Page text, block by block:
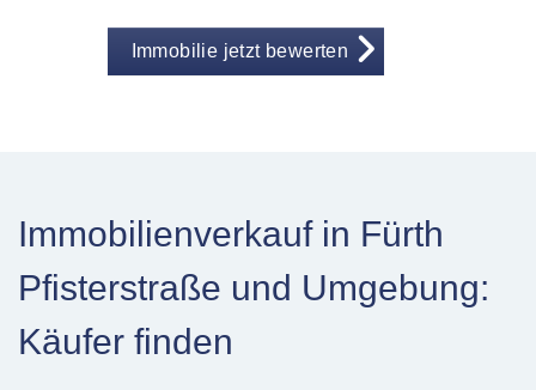
Immobilie jetzt bewerten
Immobilienverkauf in Fürth
Pfisterstraße und Umgebung:
Käufer finden